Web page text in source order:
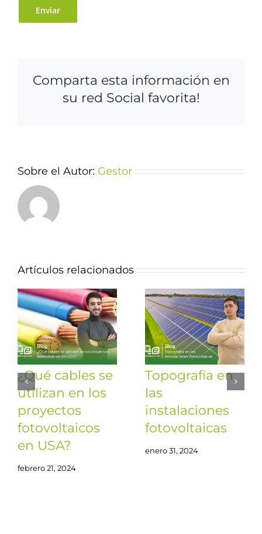
Comparta esta información en
su red Social favorita!
Sobre el Autor: Gestor
Artículos relacionados
¿Qué cables se
utilizan en los
proyectos
fotovoltaicos
en USA?
febrero 21, 2024
Topografía en
las
instalaciones
fotovoltaicas
enero 31, 2024